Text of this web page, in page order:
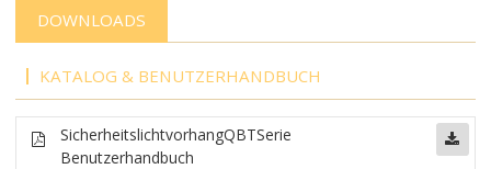
DOWNLOADS
KATALOG & BENUTZERHANDBUCH
SicherheitslichtvorhangQBTSerie
Benutzerhandbuch